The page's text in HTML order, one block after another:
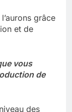
grâce
et de
vous
de
des